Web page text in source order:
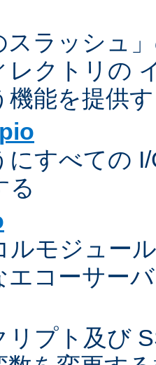
スラッシュ
レクトリの
機能を提供
にすべての
る
ルモジュー
エコーサーバ
リプト及び